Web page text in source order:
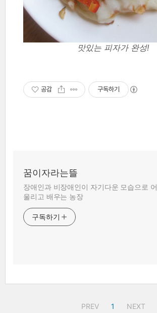
맛있는 피자가 완성!
공감 구독하기
꿈이자라는뜰
장애인과 비장애인이 자기다운 모습으로 어
울리고 배우는 농장
구독하기
PREV 1 NEXT